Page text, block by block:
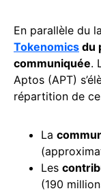
En parallèle du
Tokenomics du
communiquée.
Aptos (APT)
répartition de
La
Les
(190